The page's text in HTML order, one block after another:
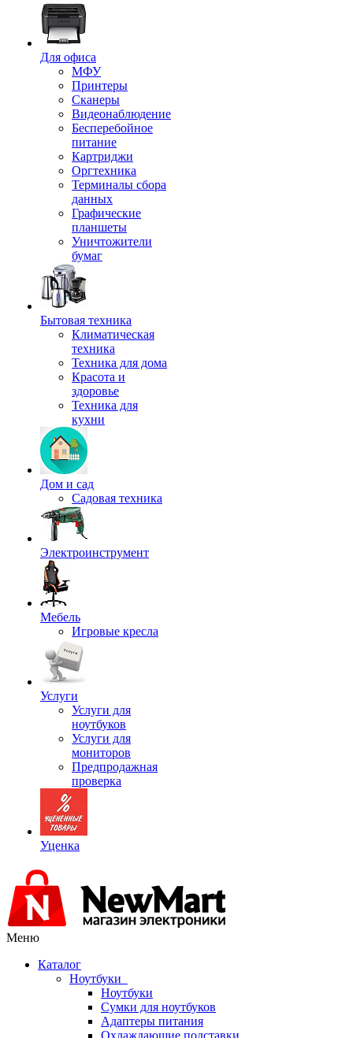
Для офиса
МФУ
Принтеры
Сканеры
Видеонаблюдение
Бесперебойное
питание
Картриджи
Оргтехника
Терминалы сбора
данных
Графические
планшеты
Уничтожители
бумаг
Бытовая техника
Климатическая
техника
Техника для дома
Красота и
здоровье
Техника для
кухни
Дом и сад
Садовая техника
Электроинструмент
Мебель
Игровые кресла
Услуги
Услуги для
ноутбуков
Услуги для
мониторов
Предпродажная
проверка
Уценка
Меню
Каталог
Ноутбуки
Ноутбуки
Сумки для ноутбуков
Адаптеры питания
Охлаждающие подставки